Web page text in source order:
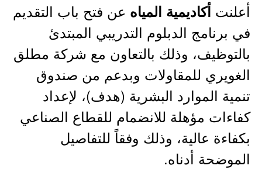
أعلنت أكاديمية المياه عن فتح باب التقديم
في برنامج الدبلوم التدريبي المبتدئ
بالتوظيف، وذلك بالتعاون مع شركة مطلق
الغويري للمقاولات وبدعم من صندوق
تنمية الموارد البشرية (هدف)، لإعداد
كفاءات مؤهلة للانضمام للقطاع الصناعي
بكفاءة عالية، وذلك وفقاً للتفاصيل
الموضحة أدناه.